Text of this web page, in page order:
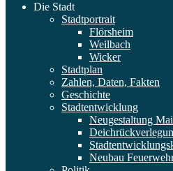
Die Stadt
Stadtportrait
Flörsheim
Weilbach
Wicker
Stadtplan
Zahlen, Daten, Fakten
Geschichte
Stadtentwicklung
Neugestaltung
Neubau